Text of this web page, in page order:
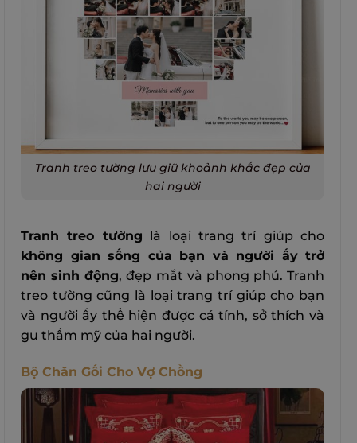
Tranh treo tường lưu giữ khoảnh khắc đẹp của
hai người
Tranh treo tường là loại trang trí giúp cho
không gian sống của bạn và người ấy trở
nên sinh động, đẹp mắt và phong phú. Tranh
treo tường cũng là loại trang trí giúp cho bạn
và người ấy thể hiện được cá tính, sở thích và
gu thẩm mỹ của hai người.
Bộ Chăn Gối Cho Vợ Chồng